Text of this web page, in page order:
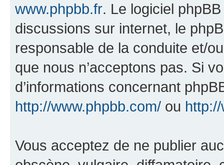
www.phpbb.fr. Le logiciel
discussions sur internet, le
responsable de la conduite et/
que nous n’acceptons pas. Si
d’informations concernant
http://www.phpbb.com/ ou
Vous acceptez de ne publier